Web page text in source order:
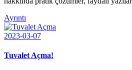
Ayrıntı
2023-03-07
Tuvalet Açma!